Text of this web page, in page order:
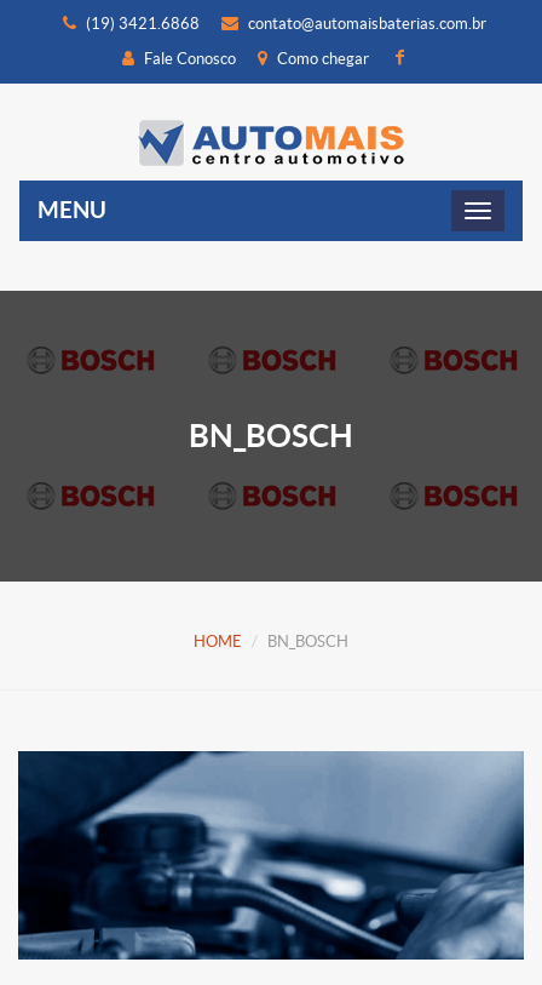
(19) 3421.6868
contato@automaisbaterias.com.br
Fale Conosco
Como chegar
MENU
BN_BOSCH
HOME BN_BOSCH